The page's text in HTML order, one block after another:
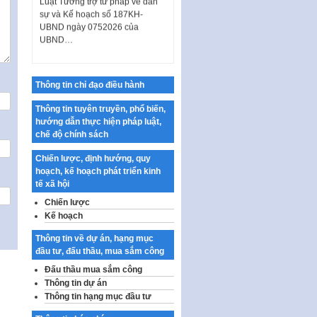
sự và Kế hoạch số 187KH-
UBND ngày 0752026 của
UBND…
thành phố Hà Nội
Kế hoạch Tổ chức Cuộc thi
chính luận về bảo vệ nền tảng tư
tưởng của Đảng…
phí xây dựng pháp luật, hoàn
thiện thể chế, chính…
Quy định về nghiên cứu, ứng
dụng khoa học, công nghệ, đổi
mới sáng tạo và chuyển…
Quy định chi tiết và hướng dẫn
thi hành một số điều của Luật Lý
lịch tư…
Sửa đổi, bổ sung một số nội
dung tại Nghị quyết số 30/NQ-
CP ngày 24 tháng 02…
Thông tin chỉ đạo điều hành
Thông tin tuyên truyền, phổ biến,
hướng dẫn thực hiện pháp luật,
chế độ chính sách
Chiến lược, định hướng, quy
hoạch, kế hoạch phát triển kinh
tế xã hội
Chiến lược
Kế hoạch
Thông tin về dự án, hạng mục
đầu tư, đấu thầu, mua sắm công
Đấu thầu mua sắm công
Thông tin dự án
Thông tin hạng mục đầu tư